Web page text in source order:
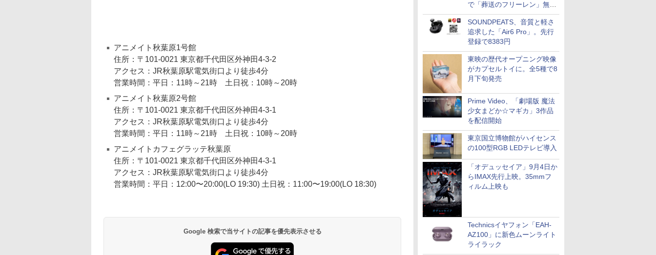
で「葬送のフリーレン」無料
配信など。夏の特番・配信情
報
SOUNDPEATS、音質と軽さ
追求した「Air6 Pro」。先行
登録で8383円
東映の歴代オープニング映像
がカプセルトイに。全5種で8
月下旬発売
Prime Video、「劇場版 魔法
少女まどか☆マギカ」3作品
を配信開始
東京国立博物館がハイセンス
の100型RGB LEDテレビ導入
「オデュッセイア」9月4日か
らIMAX先行上映。35mmフ
ィルム上映も
Technicsイヤフォン「EAH-
AZ100」に新色ムーンライト
ライラック
アニメイト秋葉原1号館
住所：〒101-0021 東京都千代田区外神田4-3-2
アクセス：JR秋葉原駅電気街口より徒歩4分
営業時間：平日：11時～21時 土日祝：10時～20時
アニメイト秋葉原2号館
住所：〒101-0021 東京都千代田区外神田4-3-1
アクセス：JR秋葉原駅電気街口より徒歩4分
営業時間：平日：11時～21時 土日祝：10時～20時
アニメイトカフェグラッテ秋葉原
住所：〒101-0021 東京都千代田区外神田4-3-1
アクセス：JR秋葉原駅電気街口より徒歩4分
営業時間：平日：12:00〜20:00(LO 19:30) 土日祝：11:00〜19:00(LO 18:30)
Google 検索で当サイトの記事を優先表示させる